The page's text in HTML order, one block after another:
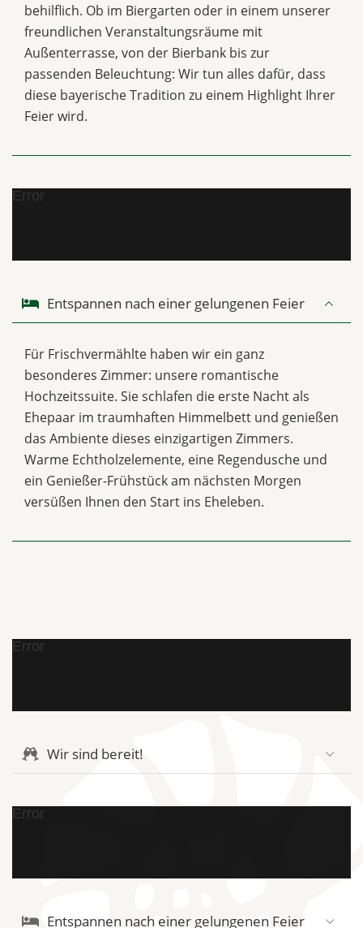
behilflich. Ob im Biergarten oder in einem unserer
freundlichen Veranstaltungsräume mit
Außenterrasse, von der Bierbank bis zur
passenden Beleuchtung: Wir tun alles dafür, dass
diese bayerische Tradition zu einem Highlight Ihrer
Feier wird.
Error
Entspannen nach einer gelungenen Feier
Für Frischvermählte haben wir ein ganz
besonderes Zimmer: unsere romantische
Hochzeitssuite. Sie schlafen die erste Nacht als
Ehepaar im traumhaften Himmelbett und genießen
das Ambiente dieses einzigartigen Zimmers.
Warme Echtholzelemente, eine Regendusche und
ein Genießer-Frühstück am nächsten Morgen
versüßen Ihnen den Start ins Eheleben.
Error
Wir sind bereit!
Error
Entspannen nach einer gelungenen Feier